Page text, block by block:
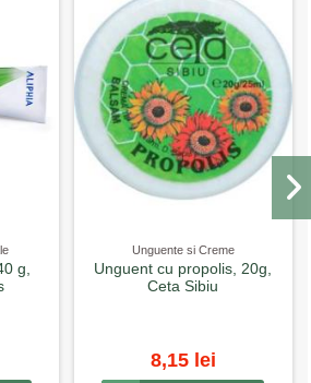
g,
Unguente si Creme
Unguent cu propolis, 20g,
Ceta Sibiu
8,15 lei